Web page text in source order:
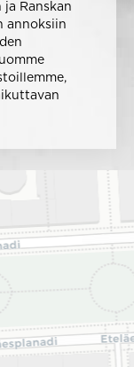
Ranskan
annoksiin